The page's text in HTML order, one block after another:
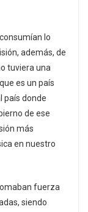
lo
además, de
tuviera una
es un país
país donde
de ese
más
en nuestro
fuerza
siendo